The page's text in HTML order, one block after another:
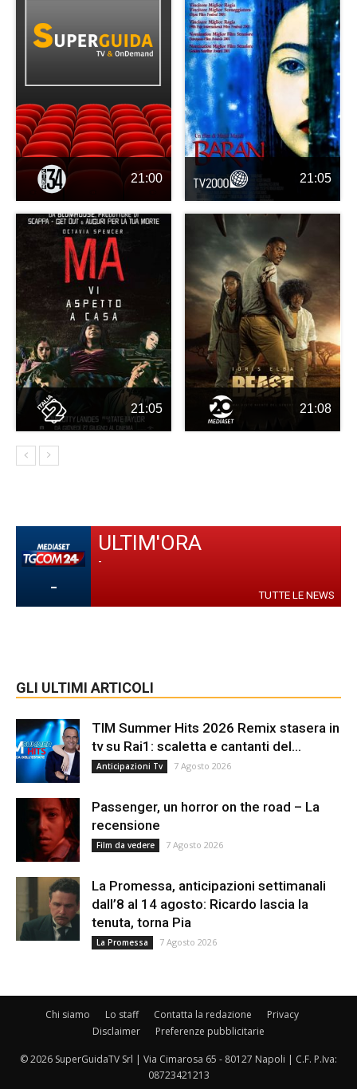
21:00 21:05
21:05 21:08
-
ULTIM'ORA
-
TUTTE LE NEWS
GLI ULTIMI ARTICOLI
TIM Summer Hits 2026 Remix stasera in
tv su Rai1: scaletta e cantanti del...
Anticipazioni Tv 7 Agosto 2026
Passenger, un horror on the road – La
recensione
Film da vedere 7 Agosto 2026
La Promessa, anticipazioni settimanali
dall’8 al 14 agosto: Ricardo lascia la
tenuta, torna Pia
La Promessa 7 Agosto 2026
Chi siamo Lo staff Contatta la redazione
Privacy
Disclaimer
Preferenze pubblicitarie
© 2026 SuperGuidaTV Srl | Via Cimarosa 65 - 80127 Napoli | C.F. P.Iva:
08723421213